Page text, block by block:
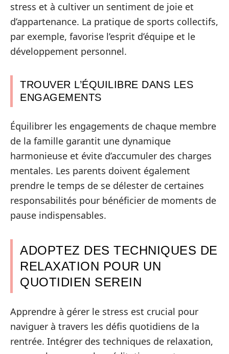
stress et à cultiver un sentiment de joie et
d’appartenance. La pratique de sports collectifs,
par exemple, favorise l’esprit d’équipe et le
développement personnel.
TROUVER L’ÉQUILIBRE DANS LES
ENGAGEMENTS
Équilibrer les engagements de chaque membre
de la famille garantit une dynamique
harmonieuse et évite d’accumuler des charges
mentales. Les parents doivent également
prendre le temps de se délester de certaines
responsabilités pour bénéficier de moments de
pause indispensables.
ADOPTEZ DES TECHNIQUES DE
RELAXATION POUR UN
QUOTIDIEN SEREIN
Apprendre à gérer le stress est crucial pour
naviguer à travers les défis quotidiens de la
rentrée. Intégrer des techniques de relaxation,